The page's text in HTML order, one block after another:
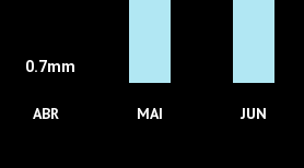
0.7mm
ABR MAI JUN